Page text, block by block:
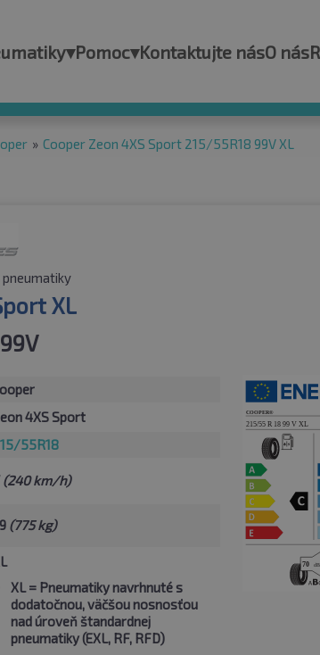
▾Pomoc▾Kontaktujte násO nás
» Cooper Zeon 4XS Sport 215/55R18 99V XL
pneumatiky
XL
4XS Sport
55R18
(240 km/h)
(775 kg)
XL= Pneumatiky navrhnuté s
dodatočnou, väčšou nosnosťou
nad úroveň štandardnej
pneumatiky (EXL, RF, RFD)